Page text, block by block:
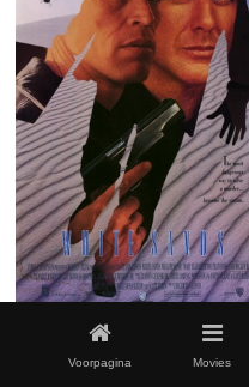
Voorpagina Movies